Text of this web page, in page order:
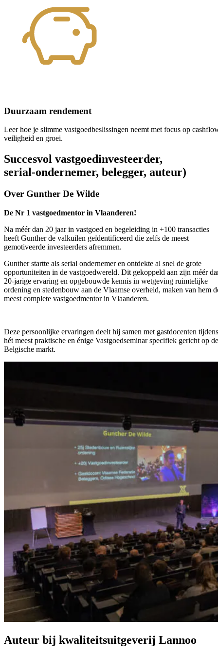
Duurzaam rendement
Leer hoe je slimme vastgoedbeslissingen neemt met focus op
veiligheid en groei.
Succesvol vastgoedinvesteerder,
serial-ondernemer, belegger, auteur)
Over Gunther De Wilde
De Nr 1 vastgoedmentor in Vlaanderen!
Na méér dan 20 jaar in vastgoed en begeleiding in +100 transacties
heeft Gunther de valkuilen geïdentificeerd die zelfs de meest
gemotiveerde investeerders afremmen.
Gunther startte als serial ondernemer en ontdekte al snel de grote
opportuniteiten in de vastgoedwereld. Dit gekoppeld aan zijn méér
20-jarige ervaring en opgebouwde kennis in wetgeving ruimtelijke
ordening en stedenbouw aan de Vlaamse overheid, maken van hem
meest complete vastgoedmentor in Vlaanderen.
Deze persoonlijke ervaringen deelt hij samen met gastdocenten tijdens
hét meest praktische en énige Vastgoedseminar specifiek gericht op de
Belgische markt.
Auteur bij kwaliteitsuitgeverij Lannoo